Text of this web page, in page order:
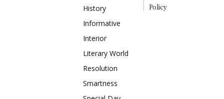
History
Informative
Interior
Literary World
Resolution
Smartness
Policy